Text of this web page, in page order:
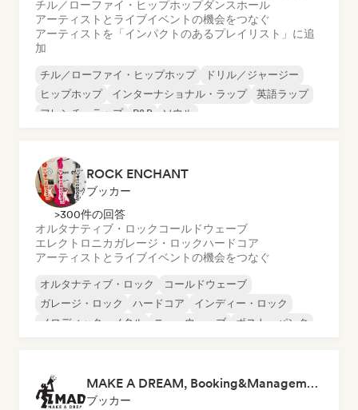
チル／ローファイ・ヒップホップダンスホール
アーティストとライブイベントの機会をつなぐ
アーティストを「インパクトのあるプレイリスト」に追
加
チル／ローファイ・ヒップホップ
ドリル／ジャージー
ヒップホップ
インターナショナル・ラップ
英語ラップ
フレンチ・ラップ
R&B ソウル
ROCK ENCHANT
ブッカー
>300件の回答
オルタナティブ・ロック コールドウェーブ
エレクトロニカガレージ・ロックハードコア
アーティストとライブイベントの機会をつなぐ
オルタナティブ・ロック
コールドウェーブ
ガレージ・ロック
ハードコア
インディー・ロック
メロディック・メタル
ニューウェーブ ポスト・パンク
MAKE A DREAM, Booking&Management
ブッカー